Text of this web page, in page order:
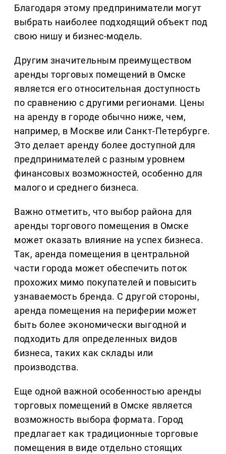
Благодаря этому предприниматели могут
выбрать наиболее подходящий объект под
свою нишу и бизнес-модель.
Другим значительным преимуществом
аренды торговых помещений в Омске
является его относительная доступность
по сравнению с другими регионами. Цены
на аренду в городе обычно ниже, чем,
например, в Москве или Санкт-Петербурге.
Это делает аренду более доступной для
предпринимателей с разным уровнем
финансовых возможностей, особенно для
малого и среднего бизнеса.
Важно отметить, что выбор района для
аренды торгового помещения в Омске
может оказать влияние на успех бизнеса.
Так, аренда помещения в центральной
части города может обеспечить поток
прохожих мимо покупателей и повысить
узнаваемость бренда. С другой стороны,
аренда помещения на периферии может
быть более экономически выгодной и
подходить для определенных видов
бизнеса, таких как склады или
производства.
Еще одной важной особенностью аренды
торговых помещений в Омске является
возможность выбора формата. Город
предлагает как традиционные торговые
помещения в виде отдельно стоящих